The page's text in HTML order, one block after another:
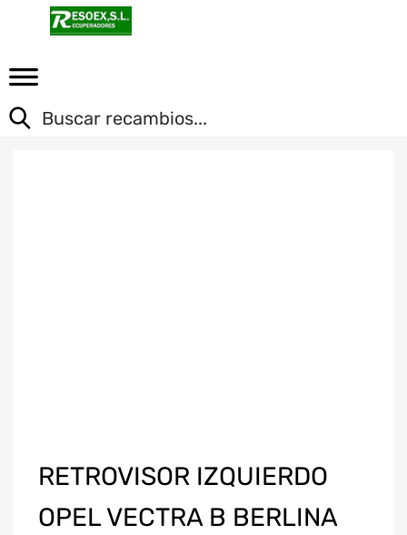
RETROVISOR IZQUIERDO
OPEL VECTRA B BERLINA